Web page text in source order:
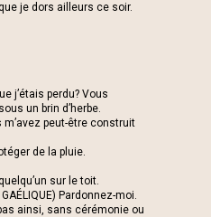
je dors ailleurs ce soir.
j’étais perdu? Vous
un brin d’herbe.
m’avez peut-être construit
de la pluie.
sur le toit.
Pardonnez-moi.
ainsi, sans cérémonie ou